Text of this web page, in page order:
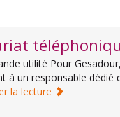
utilité Pour
à un responsable
la lecture